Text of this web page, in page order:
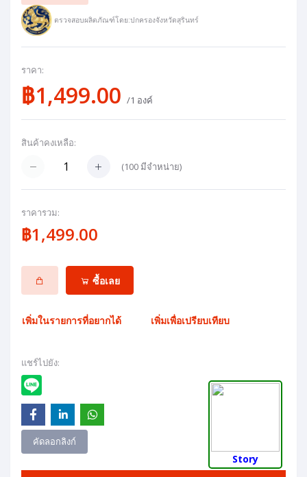
ตรวจสอบผลิตภัณฑ์โดย:ปกครองจังหวัดสุรินทร์
ราคา:
฿1,499.00 /1 องค์
สินค้าคงเหลือ:
(100มีจำหน่าย)
ราคารวม:
฿1,499.00
ซื้อเลย
เพิ่มในรายการที่อยากได้ เพิ่มเพื่อเปรียบเทียบ
แชร์ไปยัง:
คัดลอกลิงก์
Story